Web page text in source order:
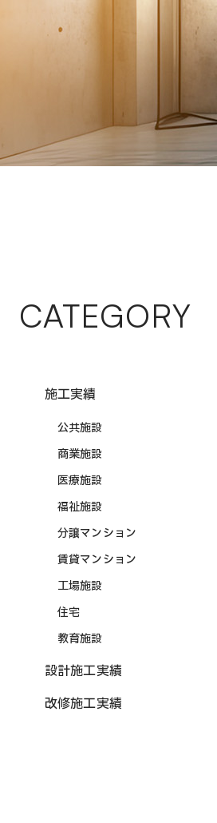
CATEGORY
施工実績
公共施設
商業施設
医療施設
福祉施設
分譲マンション
賃貸マンション
工場施設
住宅
教育施設
設計施工実績
改修施工実績